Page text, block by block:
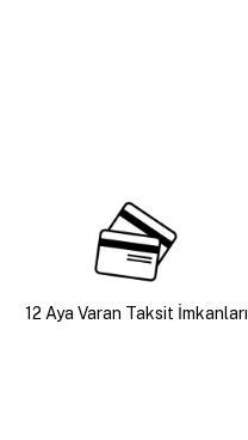
12 Aya Varan Taksit İmkanları